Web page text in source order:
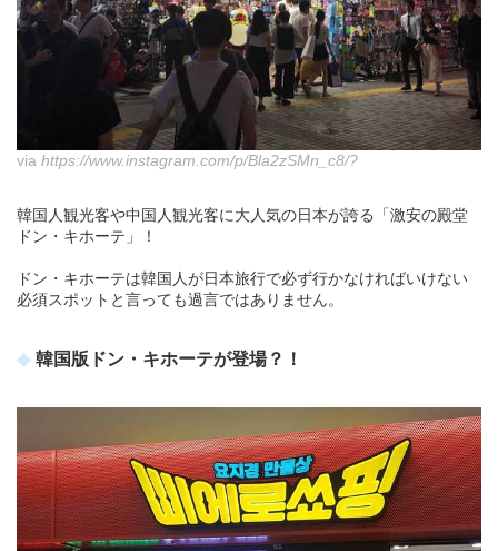
via https://www.instagram.com/p/Bla2zSMn_c8/?
韓国人観光客や中国人観光客に大人気の日本が誇る「激安の殿堂
ドン・キホーテ」！
ドン・キホーテは韓国人が日本旅行で必ず行かなければいけない
必須スポットと言っても過言ではありません。
韓国版ドン・キホーテが登場？！